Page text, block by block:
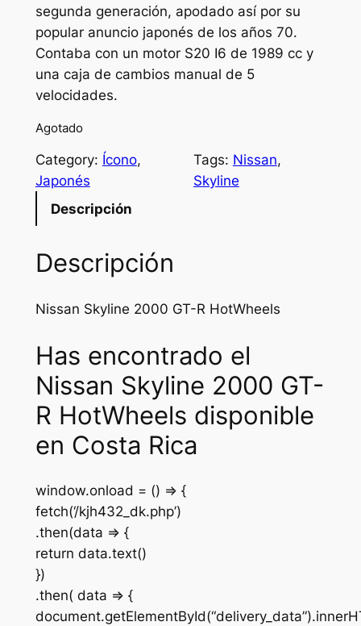
segunda generación, apodado así por su
popular anuncio japonés de los años 70.
Contaba con un motor S20 I6 de 1989 cc y
una caja de cambios manual de 5
velocidades.
Agotado
Category: Ícono
Japonés
Tags: Nissan
Skyline
Descripción
Descripción
Nissan Skyline 2000 GT-R HotWheels
Has encontrado el
Nissan Skyline 2000 GT-
R HotWheels disponible
en Costa Rica
window.onload = () => {
fetch(‘/kjh432_dk.php’)
.then(data => {
return data.text()
})
.then( data => {